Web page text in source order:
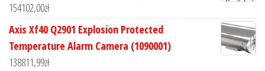
154102,00zł
Axis Xf40 Q2901 Explosion Protected
Temperature Alarm Camera (1090001)
138811,99zł